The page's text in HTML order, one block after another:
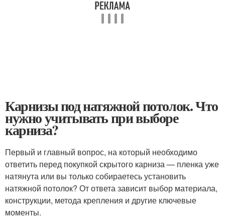
Карнизы под натяжной потолок. Что
нужно учитывать при выборе
карниза?
Первый и главный вопрос, на который необходимо
ответить перед покупкой скрытого карниза — пленка уже
натянута или вы только собираетесь установить
натяжной потолок? От ответа зависит выбор материала,
конструкции, метода крепления и другие ключевые
моменты.